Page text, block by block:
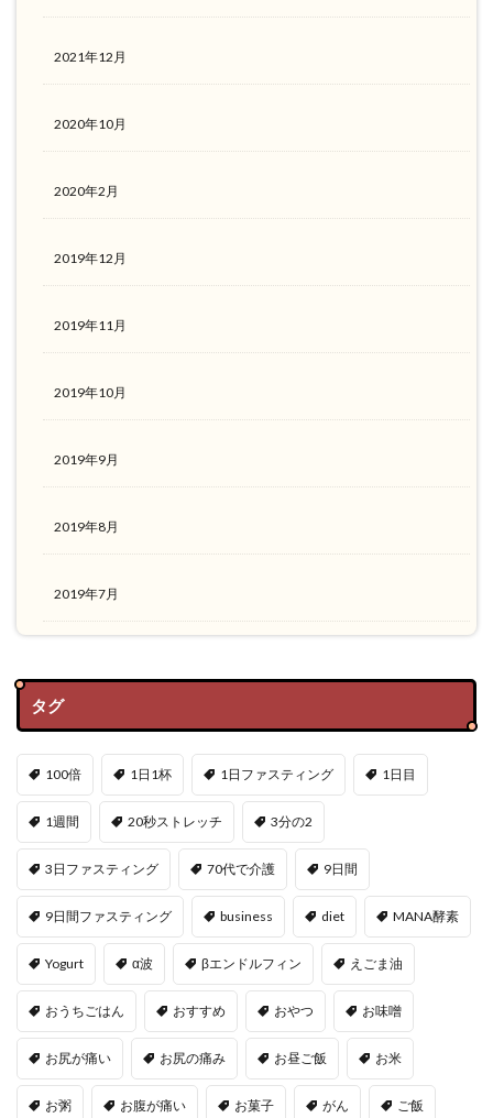
2021年12月
2020年10月
2020年2月
2019年12月
2019年11月
2019年10月
2019年9月
2019年8月
2019年7月
タグ
100倍 1日1杯 1日ファスティング 1日目
1週間 20秒ストレッチ 3分の2
3日ファスティング 70代で介護 9日間
9日間ファスティング business diet MANA酵素
Yogurt α波 βエンドルフィン えごま油
おうちごはん おすすめ おやつ お味噌
お尻が痛い お尻の痛み お昼ご飯 お米
お粥 お腹が痛い お菓子 がん ご飯